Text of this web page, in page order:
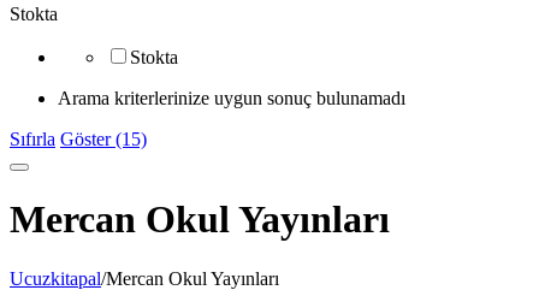
Stokta
Stokta
Arama kriterlerinize uygun sonuç bulunamadı
Sıfırla Göster (15)
Mercan Okul Yayınları
Ucuzkitapal/Mercan Okul Yayınları